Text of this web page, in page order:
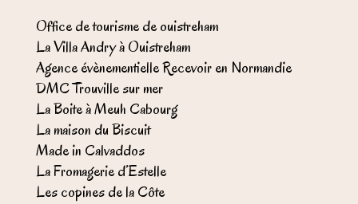
Office de tourisme de ouistreham
La Villa Andry à Ouistreham
Agence évènementielle Recevoir en Normandie
DMC Trouville sur mer
La Boite à Meuh Cabourg
La maison du Biscuit
Made in Calvaddos
La Fromagerie d’Estelle
Les copines de la Côte